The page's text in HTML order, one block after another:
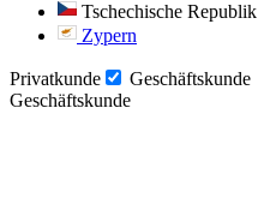
Tschechische Republik
Zypern
Privatkunde
Geschäftskunde
Geschäftskunde